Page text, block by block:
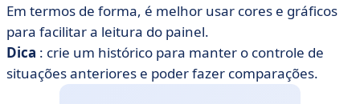
Em termos de forma, é melhor usar cores e gráficos
para facilitar a leitura do painel.
Dica : crie um histórico para manter o controle de
situações anteriores e poder fazer comparações.